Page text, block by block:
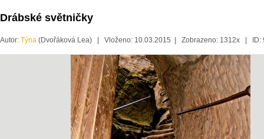
Drábské světničky
Autor: Týna (Dvořáková Lea) | Vloženo: 10.03.2015 | Zobrazeno: 1312x | ID: